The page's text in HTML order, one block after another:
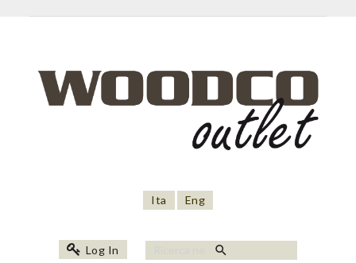
Ita Eng
Log In search